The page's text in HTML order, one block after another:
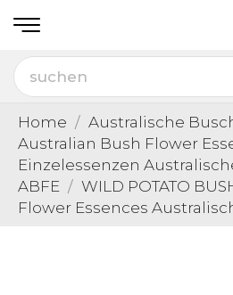
Home
Australische
Australian Bush Flower
Einzelessenzen
ABFE
WILD POTATO
Flower Essences